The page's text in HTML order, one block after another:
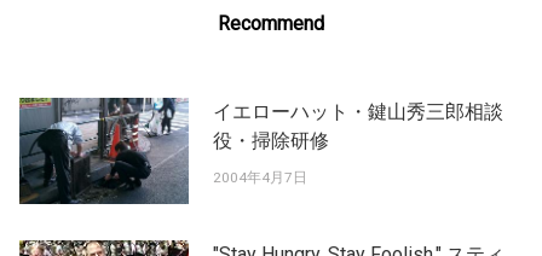
Recommend
イエローハット・鍵山秀三郎相談
役・掃除研修
2004年4月7日